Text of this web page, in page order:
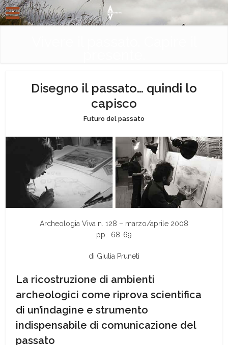
Disegno il passato… quindi lo
capisco
Futuro del passato
Archeologia Viva n. 128 – marzo/aprile 2008
pp. 68-69
di Giulia Pruneti
La ricostruzione di ambienti
archeologici come riprova scientifica
di un’indagine e strumento
indispensabile di comunicazione del
passato